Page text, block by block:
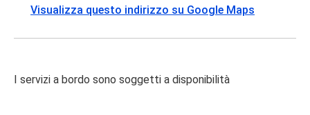
Visualizza questo indirizzo su Google Maps
I servizi a bordo sono soggetti a disponibilità